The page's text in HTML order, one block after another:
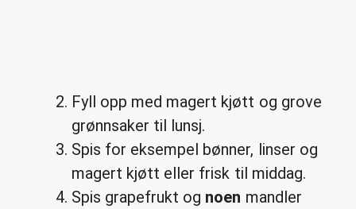
Fyll opp med magert kjøtt og grove
grønnsaker til lunsj.
Spis for eksempel bønner, linser og
magert kjøtt eller frisk til middag.
Spis grapefrukt og noen mandler